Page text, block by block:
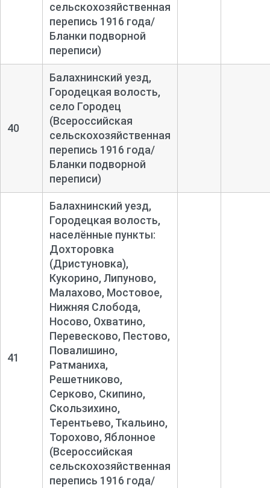
сельскохозяйственная
перепись 1916 года/
Бланки подворной
переписи)
40
Балахнинский уезд,
Городецкая волость,
село Городец
(Всероссийская
сельскохозяйственная
перепись 1916 года/
Бланки подворной
переписи)
41
Балахнинский уезд,
Городецкая волость,
населённые пункты:
Дохторовка
(Дристуновка),
Кукорино, Липуново,
Малахово, Мостовое,
Нижняя Слобода,
Носово, Охватино,
Перевесково, Пестово,
Повалишино,
Ратманиха,
Решетниково,
Серково, Скипино,
Скользихино,
Терентьево, Ткальино,
Торохово, Яблонное
(Всероссийская
сельскохозяйственная
перепись 1916 года/